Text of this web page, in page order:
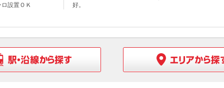
設置ＯＫ 好。